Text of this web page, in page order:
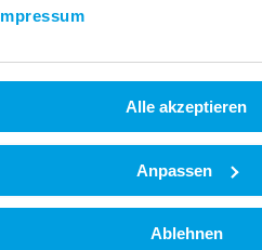
Alle akzeptieren
Anpassen
Ablehnen